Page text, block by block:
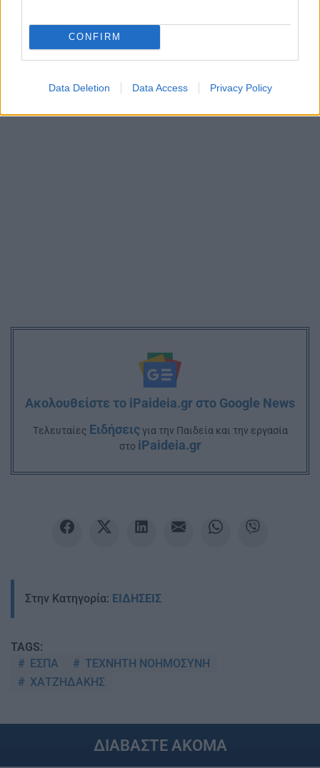
CONFIRM
Data Deletion Data Access Privacy Policy
προσθέτοντας ότι η στήριξη των startups, των νέων
επιστημόνων και της τεχνολογίας είναι στρατηγικό
πλεονέκτημα για τη χώρα.
Πώς η Τεχνητή Νοημοσύνη αλλάζει τα πάντα στα
Ακολουθείστε το iPaideia.gr στο Google News
Tελευταίες Ειδήσειςγια την Παιδεία και την εργασία
στο iPaideia.gr
Στην Κατηγορία: ΕΙΔΗΣΕΙΣ
TAGS:
ΕΣΠΑ
ΤΕΧΝΗΤΗ ΝΟΗΜΟΣΥΝΗ
ΧΑΤΖΗΔΑΚΗΣ
ΔΙΑΒΑΣΤΕ ΑΚΟΜΑ